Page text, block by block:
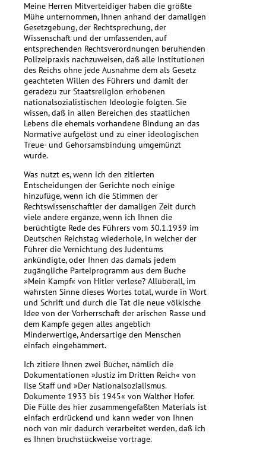
Meine Herren Mitverteidiger haben die größte
Mühe unternommen, Ihnen anhand der damaligen
Gesetzgebung, der Rechtsprechung, der
Wissenschaft und der umfassenden, auf
entsprechenden Rechtsverordnungen beruhenden
Polizeipraxis nachzuweisen, daß alle Institutionen
des Reichs ohne jede Ausnahme dem als Gesetz
geachteten Willen des Führers und damit der
geradezu zur Staatsreligion erhobenen
nationalsozialistischen Ideologie folgten. Sie
wissen, daß in allen Bereichen des staatlichen
Lebens die ehemals vorhandene Bindung an das
Normative aufgelöst und zu einer ideologischen
Treue- und Gehorsamsbindung umgemünzt
wurde.
Was nutzt es, wenn ich den zitierten
Entscheidungen der Gerichte noch einige
hinzufüge, wenn ich die Stimmen der
Rechtswissenschaftler der damaligen Zeit durch
viele andere ergänze, wenn ich Ihnen die
berüchtigte Rede des Führers vom 30.1.1939 im
Deutschen Reichstag wiederhole, in welcher der
Führer die Vernichtung des Judentums
ankündigte, oder Ihnen das damals jedem
zugängliche Parteiprogramm aus dem Buche
»Mein Kampf« von Hitler verlese? Allüberall, im
wahrsten Sinne dieses Wortes total, wurde in Wort
und Schrift und durch die Tat die neue völkische
Idee von der Vorherrschaft der arischen Rasse und
dem Kampfe gegen alles angeblich
Minderwertige, Andersartige den Menschen
einfach eingehämmert.
Ich zitiere Ihnen zwei Bücher, nämlich die
Dokumentationen »Justiz im Dritten Reich« von
Ilse Staff und »Der Nationalsozialismus.
Dokumente 1933 bis 1945« von Walther Hofer.
Die Fülle des hier zusammengefaßten Materials ist
einfach erdrückend und kann weder von Ihnen
noch von mir dadurch verarbeitet werden, daß ich
es Ihnen bruchstückweise vortrage.